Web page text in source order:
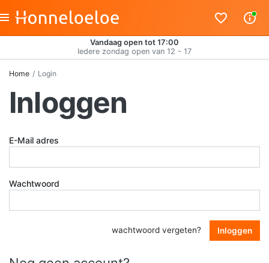
Vandaag open tot 17:00
Iedere zondag open van 12 - 17
Home Login
Inloggen
E-Mail adres
Wachtwoord
wachtwoord vergeten? Inloggen